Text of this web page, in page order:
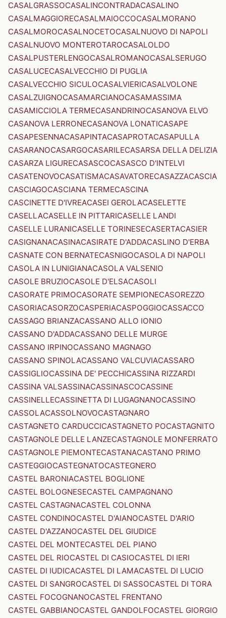
CASALGRASSOCASALINCONTRADACASALINO
CASALMAGGIORECASALMAIOCCOCASALMORANO
CASALMOROCASALNOCETOCASALNUOVO DI NAPOLI
CASALNUOVO MONTEROTAROCASALOLDO
CASALPUSTERLENGOCASALROMANOCASALSERUGO
CASALUCECASALVECCHIO DI PUGLIA
CASALVECCHIO SICULOCASALVIERICASALVOLONE
CASALZUIGNOCASAMARCIANOCASAMASSIMA
CASAMICCIOLA TERMECASANDRINOCASANOVA ELVO
CASANOVA LERRONECASANOVA LONATICASAPE
CASAPESENNACASAPINTACASAPROTACASAPULLA
CASARANOCASARGOCASARILECASARSA DELLA DELIZIA
CASARZA LIGURECASASCOCASASCO D'INTELVI
CASATENOVOCASATISMACASAVATORECASAZZACASCIA
CASCIAGOCASCIANA TERMECASCINA
CASCINETTE D'IVREACASEI GEROLACASELETTE
CASELLACASELLE IN PITTARICASELLE LANDI
CASELLE LURANICASELLE TORINESECASERTACASIER
CASIGNANACASINACASIRATE D'ADDACASLINO D'ERBA
CASNATE CON BERNATECASNIGOCASOLA DI NAPOLI
CASOLA IN LUNIGIANACASOLA VALSENIO
CASOLE BRUZIOCASOLE D'ELSACASOLI
CASORATE PRIMOCASORATE SEMPIONECASOREZZO
CASORIACASORZOCASPERIACASPOGGIOCASSACCO
CASSAGO BRIANZACASSANO ALLO IONIO
CASSANO D'ADDACASSANO DELLE MURGE
CASSANO IRPINOCASSANO MAGNAGO
CASSANO SPINOLACASSANO VALCUVIACASSARO
CASSIGLIOCASSINA DE' PECCHICASSINA RIZZARDI
CASSINA VALSASSINACASSINASCOCASSINE
CASSINELLECASSINETTA DI LUGAGNANOCASSINO
CASSOLACASSOLNOVOCASTAGNARO
CASTAGNETO CARDUCCICASTAGNETO POCASTAGNITO
CASTAGNOLE DELLE LANZECASTAGNOLE MONFERRATO
CASTAGNOLE PIEMONTECASTANACASTANO PRIMO
CASTEGGIOCASTEGNATOCASTEGNERO
CASTEL BARONIACASTEL BOGLIONE
CASTEL BOLOGNESECASTEL CAMPAGNANO
CASTEL CASTAGNACASTEL COLONNA
CASTEL CONDINOCASTEL D'AIANOCASTEL D'ARIO
CASTEL D'AZZANOCASTEL DEL GIUDICE
CASTEL DEL MONTECASTEL DEL PIANO
CASTEL DEL RIOCASTEL DI CASIOCASTEL DI IERI
CASTEL DI IUDICACASTEL DI LAMACASTEL DI LUCIO
CASTEL DI SANGROCASTEL DI SASSOCASTEL DI TORA
CASTEL FOCOGNANOCASTEL FRENTANO
CASTEL GABBIANOCASTEL GANDOLFOCASTEL GIORGIO